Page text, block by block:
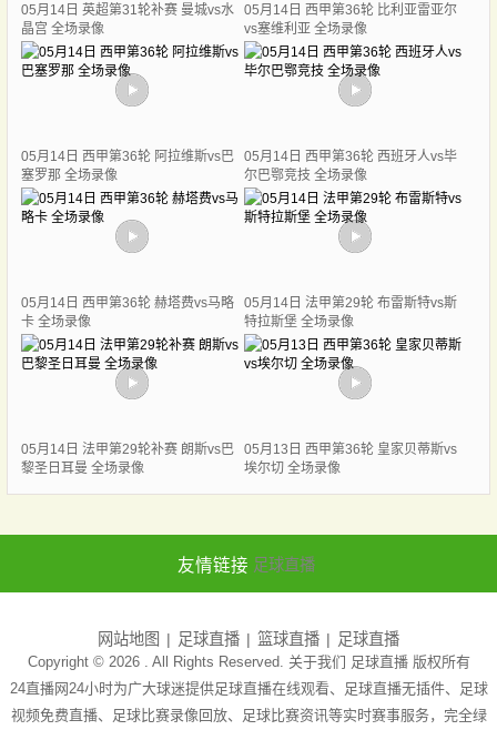
05月14日 英超第31轮补赛 曼城vs水
晶宫 全场录像
05月14日 西甲第36轮 比利亚雷亚尔
vs塞维利亚 全场录像
05月14日 西甲第36轮 阿拉维斯vs巴
塞罗那 全场录像
05月14日 西甲第36轮 西班牙人vs毕
尔巴鄂竞技 全场录像
05月14日 西甲第36轮 赫塔费vs马略
卡 全场录像
05月14日 法甲第29轮 布雷斯特vs斯
特拉斯堡 全场录像
05月14日 法甲第29轮补赛 朗斯vs巴
黎圣日耳曼 全场录像
05月13日 西甲第36轮 皇家贝蒂斯vs
埃尔切 全场录像
友情链接 足球直播
网站地图 足球直播 篮球直播 足球直播
Copyright © 2026 . All Rights Reserved. 关于我们 足球直播版权所有
24直播网24小时为广大球迷提供足球直播在线观看、足球直播无插件、足球
视频免费直播、足球比赛录像回放、足球比赛资讯等实时赛事服务，完全绿